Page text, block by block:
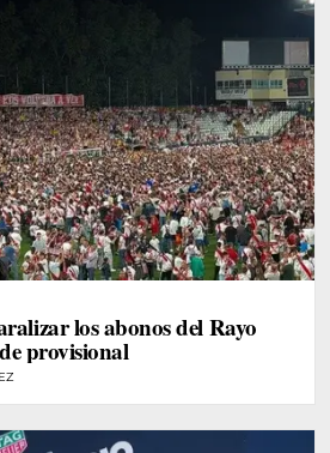
los abonos del Rayo
provisional